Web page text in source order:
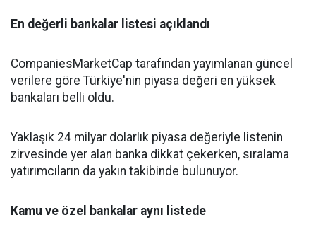
En değerli bankalar listesi açıklandı
CompaniesMarketCap tarafından yayımlanan güncel
verilere göre Türkiye'nin piyasa değeri en yüksek
bankaları belli oldu.
Yaklaşık 24 milyar dolarlık piyasa değeriyle listenin
zirvesinde yer alan banka dikkat çekerken, sıralama
yatırımcıların da yakın takibinde bulunuyor.
Kamu ve özel bankalar aynı listede